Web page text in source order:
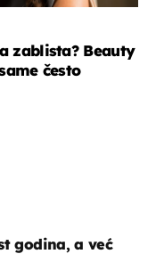
zablista? Beauty
često
godina, a već